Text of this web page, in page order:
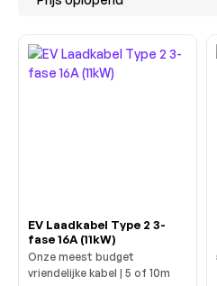
EV Laadkabel Type 2 3-
fase 16A (11kW)
Onze meest budget
vriendelijke kabel | 5 of 10m